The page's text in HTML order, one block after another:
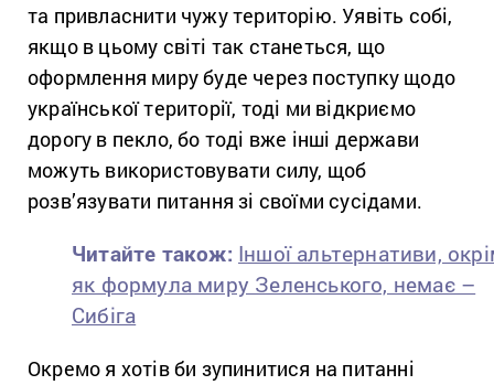
та привласнити чужу територію. Уявіть собі,
якщо в цьому світі так станеться, що
оформлення миру буде через поступку щодо
української території, тоді ми відкриємо
дорогу в пекло, бо тоді вже інші держави
можуть використовувати силу, щоб
розв’язувати питання зі своїми сусідами.
Читайте також: Іншої альтернативи,
як формула миру Зеленського, немає –
Сибіга
Окремо я хотів би зупинитися на питанні